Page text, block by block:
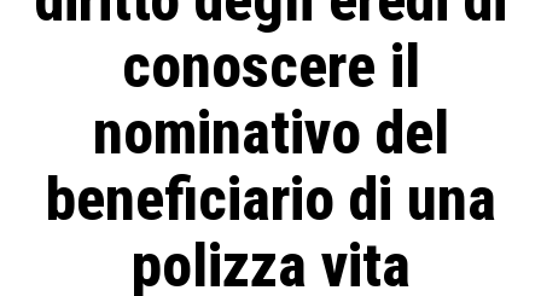
conoscere il
nominativo del
beneficiario di una
polizza vita